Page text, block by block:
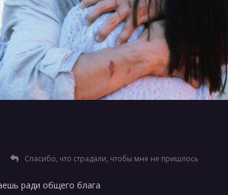
Спасибо, что страдали, чтобы мне не пришлось
ради общего блага